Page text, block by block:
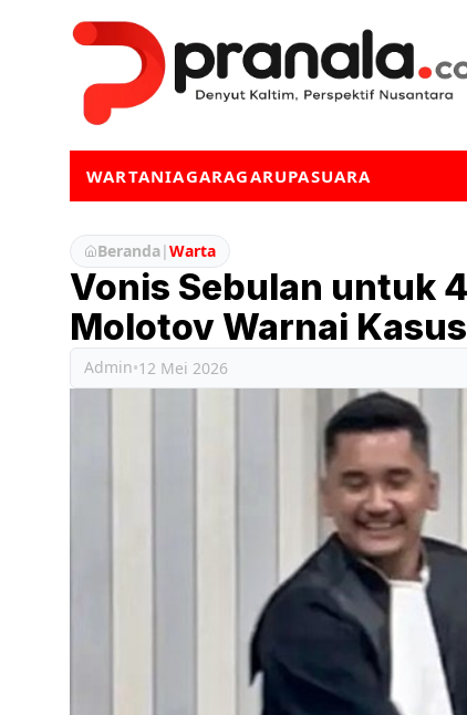
WARTANIAGARAGARUPASUARA
Beranda|Warta
Vonis Sebulan untuk
Molotov Warnai
Admin•12 Mei 2026